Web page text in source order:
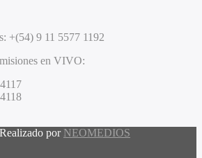
+(54) 9 11 5577 1192
en VIVO:
por NEOMEDIOS